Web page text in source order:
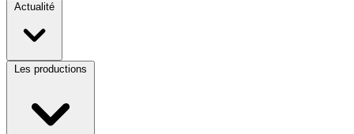
Actualité
Les productions